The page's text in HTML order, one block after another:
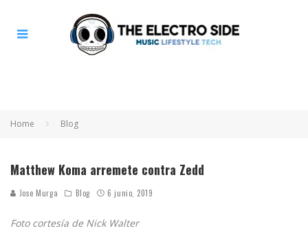
Home Blog
Matthew Koma arremete contra Zedd
Jose Murga Blog 6 junio, 2019
Foto cortesía de Nick Walter